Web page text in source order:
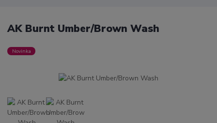
AK Burnt Umber/Brown Wash
Novinka